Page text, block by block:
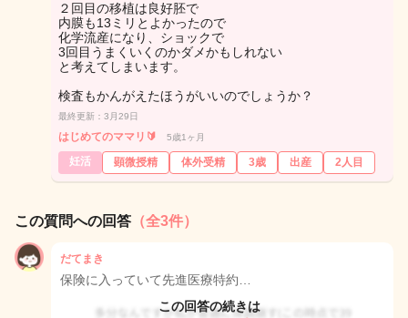
２回目の移植は良好胚で
内膜も13ミリとよかったので
化学流産になり、ショックで
3回目うまくいくのかダメかもしれない
と考えてしまいます。
検査もかんがえたほうがいいのでしょうか？
最終更新：3月29日
はじめてのママリ🔰 5歳1ヶ月
妊活 顕微授精 体外受精 3歳 出産 2人目
この質問への回答 （全3件）
だてまき
保険に入っていて先進医療特約…
この回答の続きは